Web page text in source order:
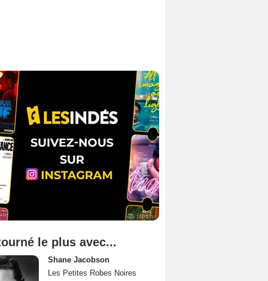
le plus avec...
Shane Jacobson
Les Petites Robes Noires